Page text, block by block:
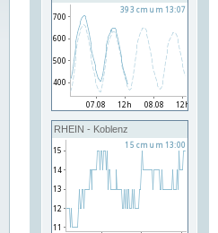
RHEIN - Koblenz